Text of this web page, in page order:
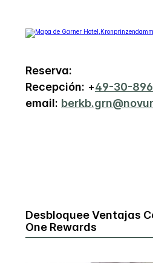
Reserva:
Recepción: +49-30-
email:
Desbloquee Ventajas
One Rewards